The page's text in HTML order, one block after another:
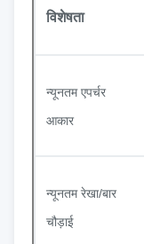
विशेषता
न्यूनतम एपर्चर
आकार
न्यूनतम रेखा/बार
चौड़ाई